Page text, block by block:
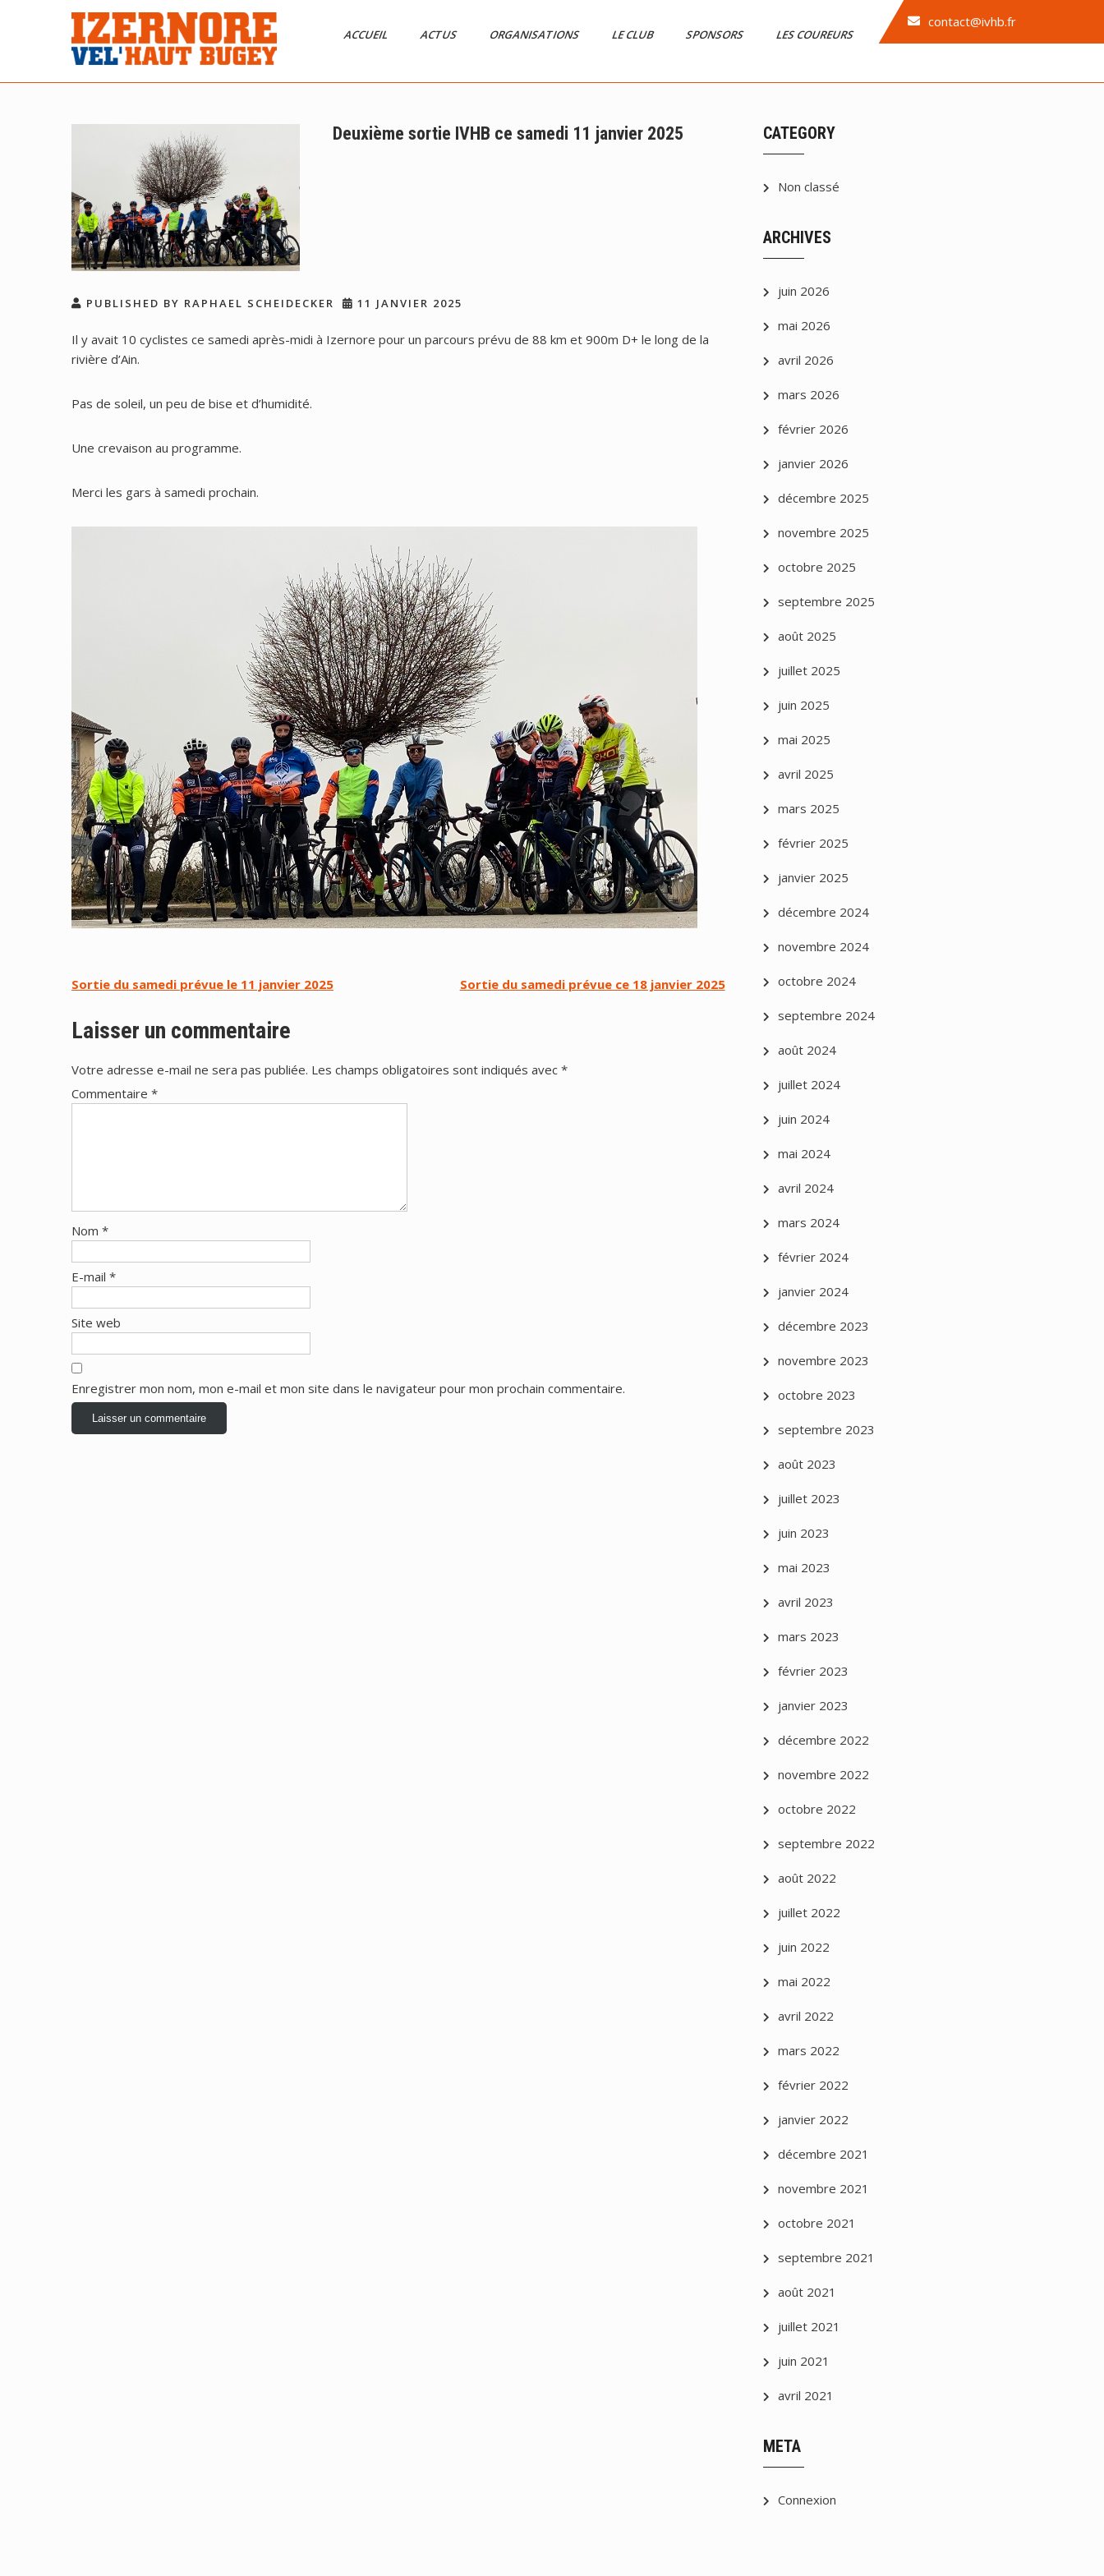
Izernore Vel’Haut
CLUB DE CYCLISME AFFILIÉ FFC
contact@ivhb.fr
ACCUEIL ACTUS ORGANISATIONS LE CLUB SPONSORS LES COUREURS
Deuxième sortie IVHB ce samedi 11 janvier 2025
PUBLISHED BY RAPHAEL SCHEIDECKER 11 JANVIER 2025
Il y avait 10 cyclistes ce samedi après-midi à Izernore pour un parcours prévu de 88 km et 900m D+ le long de la
rivière d’Ain.
Pas de soleil, un peu de bise et d’humidité.
Une crevaison au programme.
Merci les gars à samedi prochain.
Navigation
l’article
Sortie du samedi prévue le 11 janvier 2025 Sortie du samedi prévue ce 18 janvier 2025
Laisser un commentaire
Votre adresse e-mail ne sera pas publiée. Les champs obligatoires sont indiqués avec *
Commentaire *
Nom *
E-mail *
Site web
Enregistrer mon nom, mon e-mail et mon site dans le navigateur pour mon prochain commentaire.
CATEGORY
Non classé
ARCHIVES
juin 2026
mai 2026
avril 2026
mars 2026
février 2026
janvier 2026
décembre 2025
novembre 2025
octobre 2025
septembre 2025
août 2025
juillet 2025
juin 2025
mai 2025
avril 2025
mars 2025
février 2025
janvier 2025
décembre 2024
novembre 2024
octobre 2024
septembre 2024
août 2024
juillet 2024
juin 2024
mai 2024
avril 2024
mars 2024
février 2024
janvier 2024
décembre 2023
novembre 2023
octobre 2023
septembre 2023
août 2023
juillet 2023
juin 2023
mai 2023
avril 2023
mars 2023
février 2023
janvier 2023
décembre 2022
novembre 2022
octobre 2022
septembre 2022
août 2022
juillet 2022
juin 2022
mai 2022
avril 2022
mars 2022
février 2022
janvier 2022
décembre 2021
novembre 2021
octobre 2021
septembre 2021
août 2021
juillet 2021
juin 2021
avril 2021
META
Connexion